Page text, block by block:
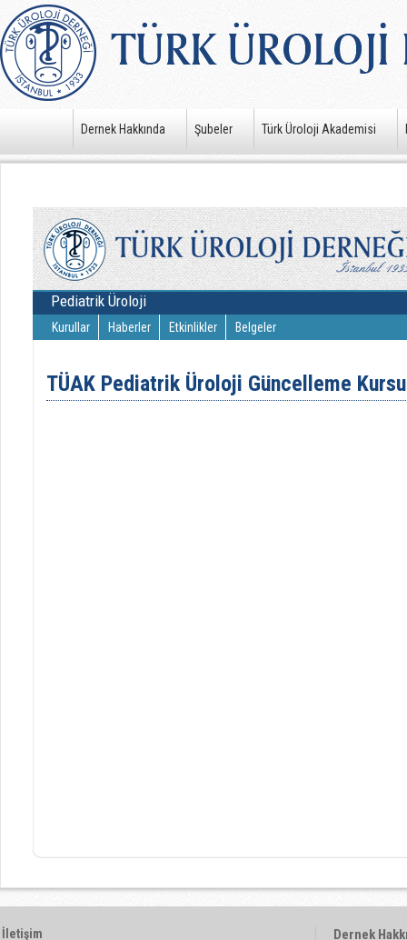
Dernek Hakkında Şubeler Türk Üroloji Akademisi
Pediatrik Üroloji
Kurullar Haberler Etkinlikler Belgeler
TÜAK Pediatrik Üroloji Güncelleme Kursu
İletişim Dernek